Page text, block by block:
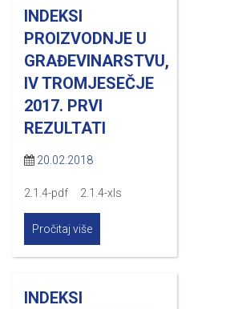
INDEKSI
PROIZVODNJE U
GRAĐEVINARSTVU,
IV TROMJESEČJE
2017. PRVI
REZULTATI
20.02.2018
2.1.4-pdf 2.1.4-xls
Pročitaj više
INDEKSI